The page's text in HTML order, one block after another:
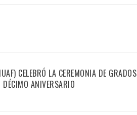
CELEBRÓ LA CEREMONIA DE GRADOS
ANIVERSARIO